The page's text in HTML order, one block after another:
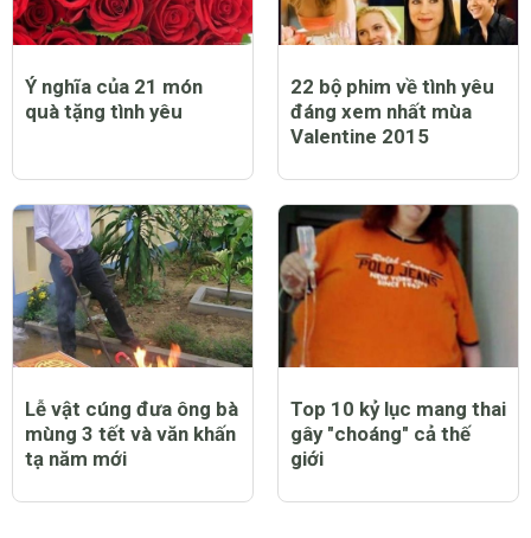
Ý nghĩa của 21 món
quà tặng tình yêu
22 bộ phim về tình yêu
đáng xem nhất mùa
Valentine 2015
Lễ vật cúng đưa ông bà
mùng 3 tết và văn khấn
tạ năm mới
Top 10 kỷ lục mang thai
gây "choáng" cả thế
giới